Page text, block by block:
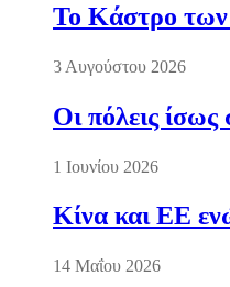
Το Κάστρο των
3 Αυγούστου 2026
Οι πόλεις
1 Ιουνίου 2026
Κίνα και ΕΕ
14 Μαΐου 2026